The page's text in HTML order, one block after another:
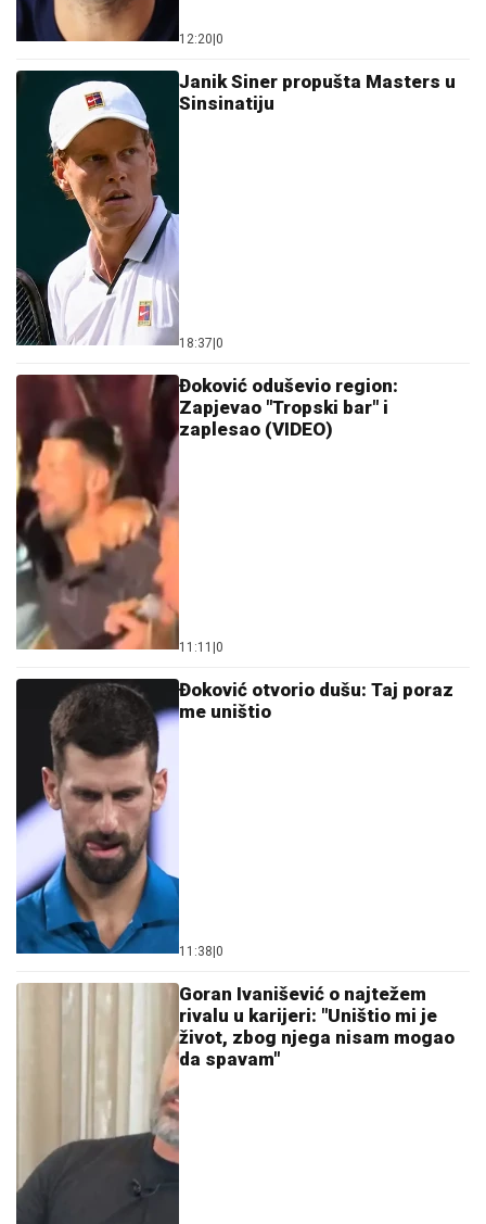
12:20 0
Janik Siner propušta Masters u
Sinsinatiju
18:37 0
Đoković oduševio region:
Zapjevao "Tropski bar" i
zaplesao (VIDEO)
11:11 0
Đoković otvorio dušu: Taj poraz
me uništio
11:38 0
Goran Ivanišević o najtežem
rivalu u karijeri: "Uništio mi je
život, zbog njega nisam mogao
da spavam"